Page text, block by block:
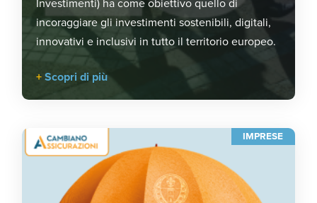
Investimenti) ha come obiettivo quello di
incoraggiare gli investimenti sostenibili, digitali,
innovativi e inclusivi in tutto il territorio europeo.
Scopri di più
IMPRESE